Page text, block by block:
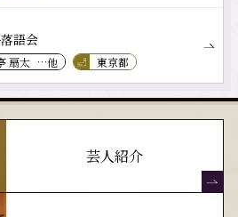
語会
扇太 …他 東京都
芸人紹介